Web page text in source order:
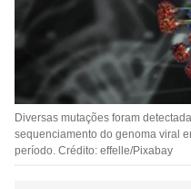
Diversas mutações foram
sequenciamento do genoma viral
período. Crédito: effelle/Pixabay